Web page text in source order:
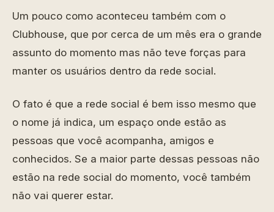
Um pouco como aconteceu também com o
Clubhouse, que por cerca de um mês era o grande
assunto do momento mas não teve forças para
manter os usuários dentro da rede social.
O fato é que a rede social é bem isso mesmo que
o nome já indica, um espaço onde estão as
pessoas que você acompanha, amigos e
conhecidos. Se a maior parte dessas pessoas não
estão na rede social do momento, você também
não vai querer estar.